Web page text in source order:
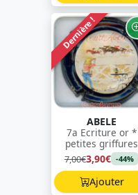
Dernière !
ABELE
7a Ecriture or *
petites griffures
7,00€3,90€ -44%
Ajouter